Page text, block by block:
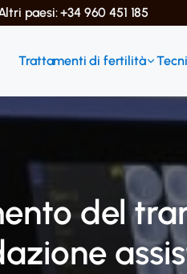
paesi: +34 960 451 185
Trattamenti di fertilità
del